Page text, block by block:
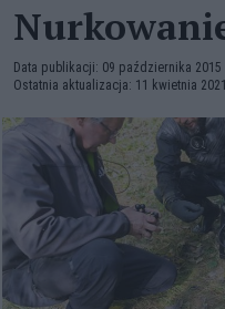
Data publikacji: 09 października 2015
Ostatnia aktualizacja: 11 kwietnia